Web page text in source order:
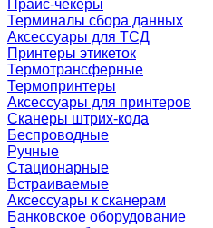
Прайс-чекеры
Терминалы сбора данных
Аксессуары для ТСД
Принтеры этикеток
Термотрансферные
Термопринтеры
Аксессуары для принтеров
Сканеры штрих-кода
Беспроводные
Ручные
Стационарные
Встраиваемые
Аксессуары к сканерам
Банковское оборудование